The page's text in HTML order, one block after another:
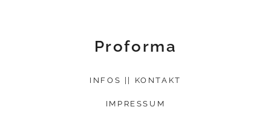
Proforma
INFOS || KONTAKT
IMPRESSUM